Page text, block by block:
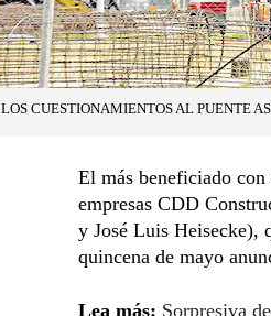
LOS CUESTIONAMIENTOS AL PUENTE
El más beneficiado
empresas CDD
y José Luis Heisecke),
quincena de mayo
Lea más: Sorpresiva